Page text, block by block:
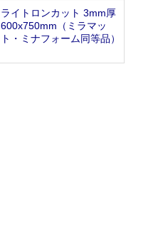
ライトロンカット 3mm厚
600x750mm（ミラマッ
ト・ミナフォーム同等品）